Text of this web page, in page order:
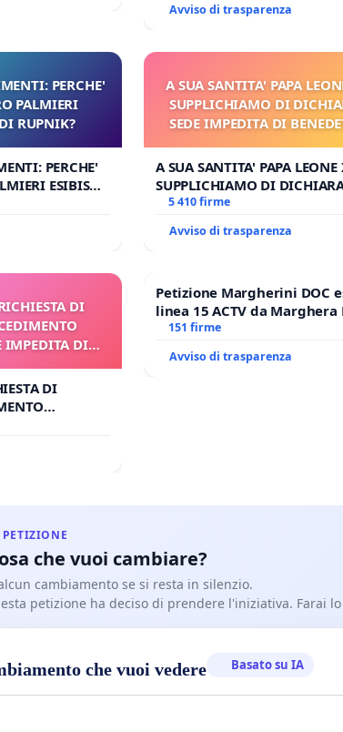
Avviso di trasparenza
PERCHE'
PALMIERI
RUPNIK?
PERCHE'
ESIBISCE
A SUA SANTITA' PAPA
SUPPLICHIAMO DI
SEDE IMPEDITA DI
PROCESSO
A SUA SANTITA' PAPA
SUPPLICHIAMO DI
SEDE IMPEDITA DI
5 410 firme
Avviso di trasparenza
DI
IMPEDITA DI
DI
DI
Petizione Margherini DOC
linea 15 ACTV da Marghera
Antonio all'aeroporto Marco
151 firme
Avviso di trasparenza
che vuoi cambiare?
cambiamento se si resta in silenzio.
petizione ha deciso di prendere l'iniziativa. Farai lo
che vuoi vedere Basato su IA